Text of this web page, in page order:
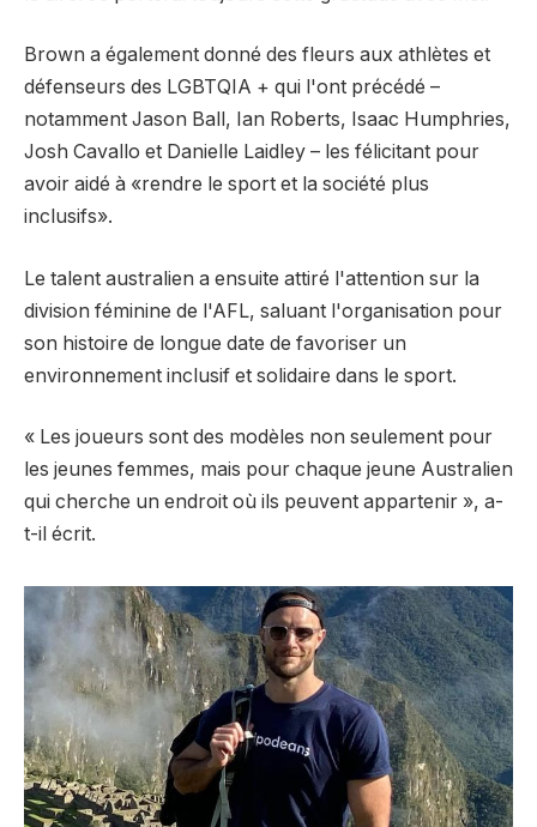
Brown a également donné des fleurs aux athlètes et
défenseurs des LGBTQIA + qui l'ont précédé –
notamment Jason Ball, Ian Roberts, Isaac Humphries,
Josh Cavallo et Danielle Laidley – les félicitant pour
avoir aidé à «rendre le sport et la société plus
inclusifs».
Le talent australien a ensuite attiré l'attention sur la
division féminine de l'AFL, saluant l'organisation pour
son histoire de longue date de favoriser un
environnement inclusif et solidaire dans le sport.
« Les joueurs sont des modèles non seulement pour
les jeunes femmes, mais pour chaque jeune Australien
qui cherche un endroit où ils peuvent appartenir », a-
t-il écrit.